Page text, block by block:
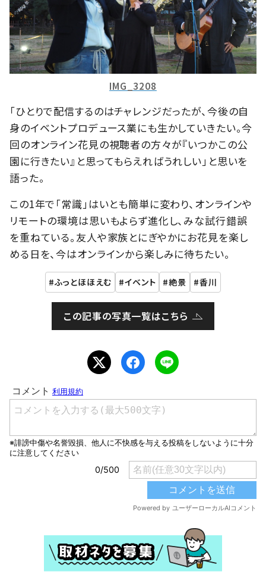
IMG_3208
「ひとりで配信するのはチャレンジだったが、今後の自
身のイベントプロデュース業にも生かしていきたい。今
回のオンライン花見の視聴者の方々が『いつかこの公
園に行きたい』と思ってもらえればうれしい」と思いを
語った。
この1年で「常識」はいとも簡単に変わり、オンラインや
リモートの環境は思いもよらず進化し、みな試行錯誤
を重ねている。友人や家族とにぎやかにお花見を楽し
める日を、今はオンラインから楽しみに待ちたい。
ふっとほほえむ イベント 絶景 香川
この記事の写真一覧はこちら